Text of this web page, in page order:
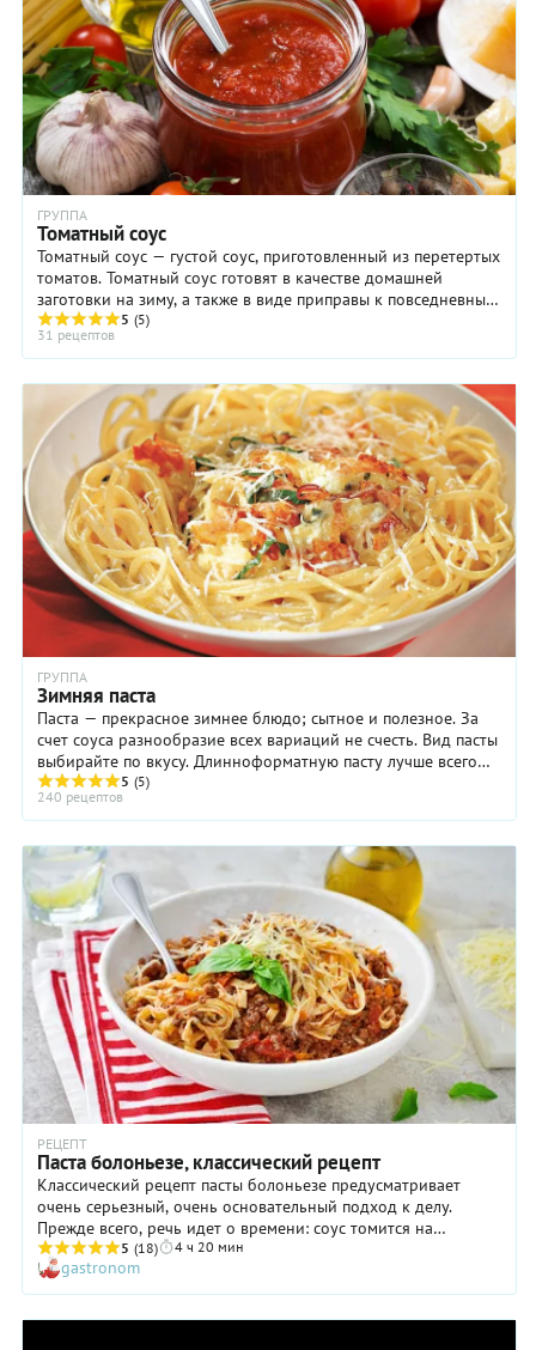
тушит ингредиенты в течение несколько часов (в лучшем
случае полчаса). Кстати, разочаруем любителей искать
«самый правильный рецепт»: в данном случае его точно не
существует. Каждая итальянская хозяйка добавляет в соус
болоньезе продукты по своему вкусу (сладкий и острый
перец, шампиньоны, сельдерей или цукини) и считает этот
вариант идеальным. Поэтому мы решили предложить свой
рецепт спагетти болоньезе с мясным фаршем — довольно
простой, быстрый и весьма демократичный.
ГРУППА
Томатный соус
Томатный соус — густой соус, приготовленный из перетертых
томатов. Томатный соус готовят в качестве домашней
заготовки на зиму, а также в виде приправы к повседневным
блюдам. Разновидностей томатного ...
5 (5)
31 рецептов
ГРУППА
Зимняя паста
Паста — прекрасное зимнее блюдо; сытное и полезное. За
счет соуса разнообразие всех вариаций не счесть. Вид пасты
выбирайте по вкусу. Длинноформатную пасту лучше всего
сочетается с густым ...
5 (5)
240 рецептов
РЕЦЕПТ
Паста болоньезе, классический рецепт
Классический рецепт пасты болоньезе предусматривает
очень серьезный, очень основательный подход к делу.
Прежде всего, речь идет о времени: соус томится на
минимальном огне целых четыре часа! Столь строгое
требование оправдано исторически, ведь когда-то рагу по-
болонски, прототип современного болоньезе, делали из
кусочков мяса, которое должно было буквально
5 (18) 4 ч 20 мин
gastronom